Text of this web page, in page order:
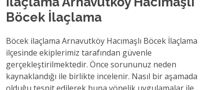
Böcek İlaçlama
Böcek ilaçlama Arnavutköy Hacımaşlı Böcek İlaçlama
ilçesinde ekiplerimiz tarafından güvenle
gerçekleştirilmektedir. Önce sorununuz neden
kaynaklandığı ile birlikte incelenir. Nasıl bir aşamada